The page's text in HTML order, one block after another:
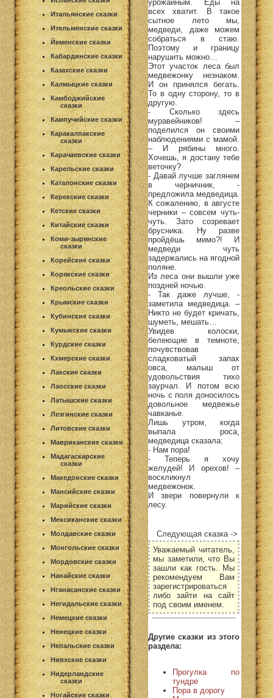
Итальянские сказки
Ительменские сказки
Йеменские сказки
Кабардинские сказки
Казахские сказки
Калмыцкие сказки
Камбоджийские
сказки
Кампучийские сказки
Каракалпакские
сказки
Карачаевские сказки
Карельские сказки
Каталонские сказки
Керекские сказки
Кетские сказки
Китайские сказки
Коми-зырянские
сказки
Корейские сказки
Корякские сказки
Креольские сказки
Крымские сказки
Кубинские сказки
Кумыкские сказки
Курдские сказки
Кхмерские сказки
Лакские сказки
Лаосские сказки
Латышские сказки
Лезгинские сказки
Литовские сказки
Мавриканские сказки
Мадагаскарские
сказки
Македонские сказки
Мансийские сказки
Марийские сказки
Мексиканские сказки
Молдавские сказки
Монгольские сказки
Мордовские сказки
Нанайские сказки
Нганасанские сказки
Негидальские сказки
Немецкие сказки
Ненецкие сказки
Непальские сказки
Нивхские сказки
Нидерландские
сказки
Ногайские сказки
урожайным. Еды на
всех хватит. В такое
сытное лето мы,
медведи, даже можем
собраться в стаю.
Поэтому и границу
нарушить можно…
Этот участок леса был
медвежонку незнаком.
И он принялся бегать.
То в одну сторону, то в
другую.
- Сколько здесь
муравейников! –
поделился он своими
наблюдениями с мамой.
– И рябины много.
Хочешь, я достану тебе
веточку?
- Давай лучше заглянем
в черничник, -
предложила медведица.
К сожалению, в августе
черники – совсем чуть-
чуть. Зато созревает
брусника. Ну разве
пройдёшь мимо?! И
медведи чуть
задержались на ягодной
поляне.
Из леса они вышли уже
поздней ночью.
- Так даже лучше, -
заметила медведица. –
Никто не будет кричать,
шуметь, мешать…
Увидев колоски,
белеющие в темноте,
почувствовав
сладковатый запах
овса, малыш от
удовольствия тихо
заурчал. И потом всю
ночь с поля доносилось
довольное медвежье
чавканье.
Лишь утром, когда
выпала роса,
медведица сказала:
- Нам пора!
- Теперь я хочу
желудей! И орехов! –
воскликнул
медвежонок.
И звери повернули к
лесу.
Следующая сказка ->
Уважаемый читатель,
мы заметили, что Вы
зашли как гость. Мы
рекомендуем Вам
зарегистрироваться
либо зайти на сайт
под своим именем.
Другие сказки из этого
раздела:
Прогулка по
тундре
Пора в дорогу